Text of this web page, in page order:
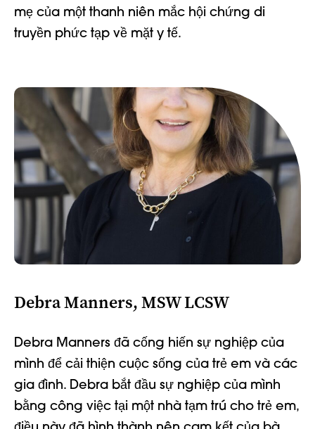
mẹ của một thanh niên mắc hội chứng di
truyền phức tạp về mặt y tế.
Debra Manners, MSW LCSW
Debra Manners đã cống hiến sự nghiệp của
mình để cải thiện cuộc sống của trẻ em và các
gia đình. Debra bắt đầu sự nghiệp của mình
bằng công việc tại một nhà tạm trú cho trẻ em,